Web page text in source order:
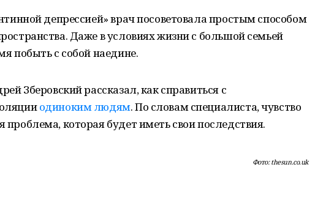
депрессией» врач посоветовала простым способом
Даже в условиях жизни с большой семьей
побыть с собой наедине.
Зберовский рассказал, как справиться с
одиноким людям. По словам специалиста, чувство
которая будет иметь свои последствия.
Фото: thesun.co.uk